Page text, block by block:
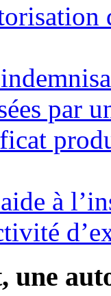
par
à
une